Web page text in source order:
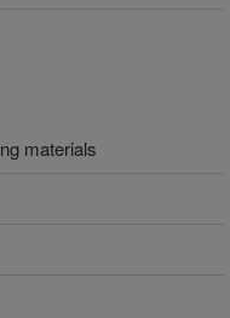
materials